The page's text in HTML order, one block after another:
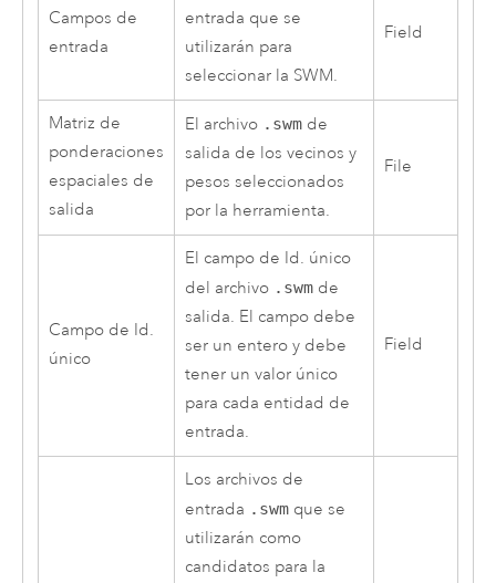
Campos de
entrada
entrada que se
utilizarán para
seleccionar la SWM.
Field
Matriz de
ponderaciones
espaciales de
salida
El archivo .swmde
salida de los vecinos y
pesos seleccionados
por la herramienta.
File
Campo de Id.
único
El campo de Id. único
del archivo .swmde
salida. El campo debe
ser un entero y debe
tener un valor único
para cada entidad de
entrada.
Field
Los archivos de
entrada .swmque se
utilizarán como
candidatos para la